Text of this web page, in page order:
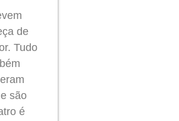
de
Tudo
são
é